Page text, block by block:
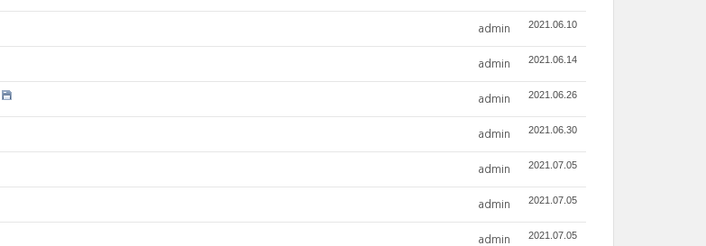
admin 2021.06.10
admin 2021.06.14
admin 2021.06.26
admin 2021.06.30
admin 2021.07.05
admin 2021.07.05
admin 2021.07.05